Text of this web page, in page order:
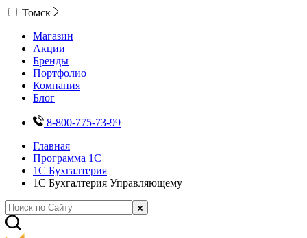
Томск
Магазин
Акции
Бренды
Портфолио
Компания
Блог
8-800-775-73-99
Главная
Программа 1С
1С Бухгалтерия
1С Бухгалтерия Управляющему